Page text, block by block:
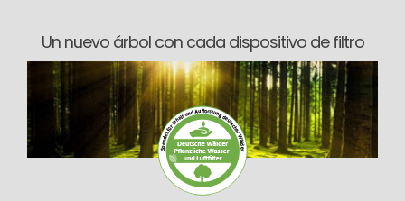
Un nuevo árbol con cada dispositivo de filtro